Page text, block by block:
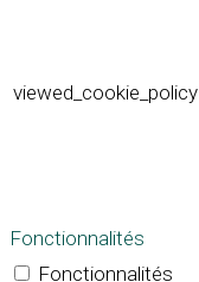
viewed_cookie_policy
Fonctionnalités
Fonctionnalités